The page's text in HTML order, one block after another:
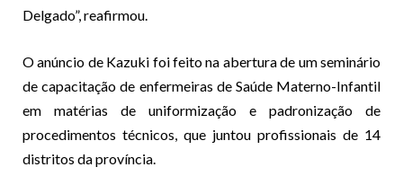
Delgado”, reafirmou.
O anúncio de Kazuki foi feito na abertura de um seminário
de capacitação de enfermeiras de Saúde Materno-Infantil
em matérias de uniformização e padronização de
procedimentos técnicos, que juntou profissionais de 14
distritos da província.